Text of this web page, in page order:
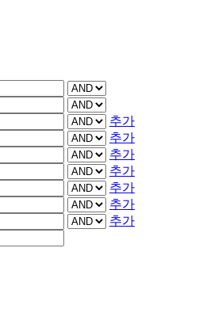
추가
추가
추가
추가
추가
추가
추가